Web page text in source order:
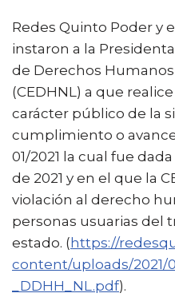
e
b
o
o
k
te
r
l
ts
A
p
p
Redes Quinto Poder y
instaron a la
de Derechos
(CEDHNL) a que
carácter público de la
cumplimiento o avance
01/2021 la cual fue
de 2021 y en el que la
violación al derecho
personas usuarias del
estado. ( https://
content/uploads/2021/
_DDHH_NL.pdf).